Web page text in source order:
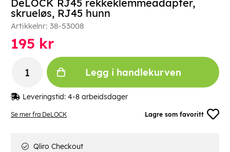
Se mer fra DeLOCK Lagre som favoritt
DeLOCK RJ45 rekkeklemmeadapter,
skrueløs, RJ45 hunn
Artikkelnr: 38-53008
195 kr
Legg i handlekurven
Leveringstid: 4-8 arbeidsdager
Qliro Checkout